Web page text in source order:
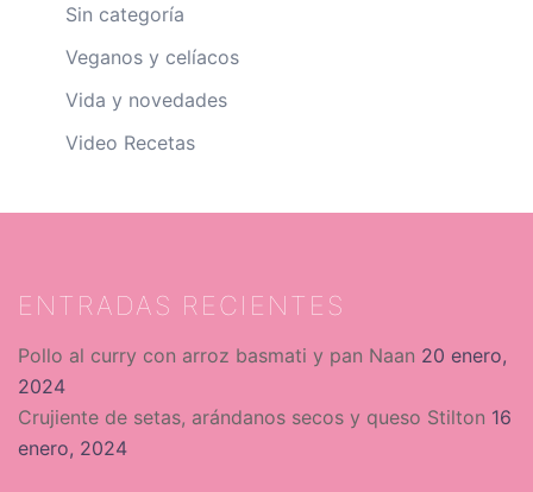
Sin categoría
Veganos y celíacos
Vida y novedades
Video Recetas
ENTRADAS RECIENTES
Pollo al curry con arroz basmati y pan Naan 20 enero,
2024
Crujiente de setas, arándanos secos y queso Stilton 16
enero, 2024